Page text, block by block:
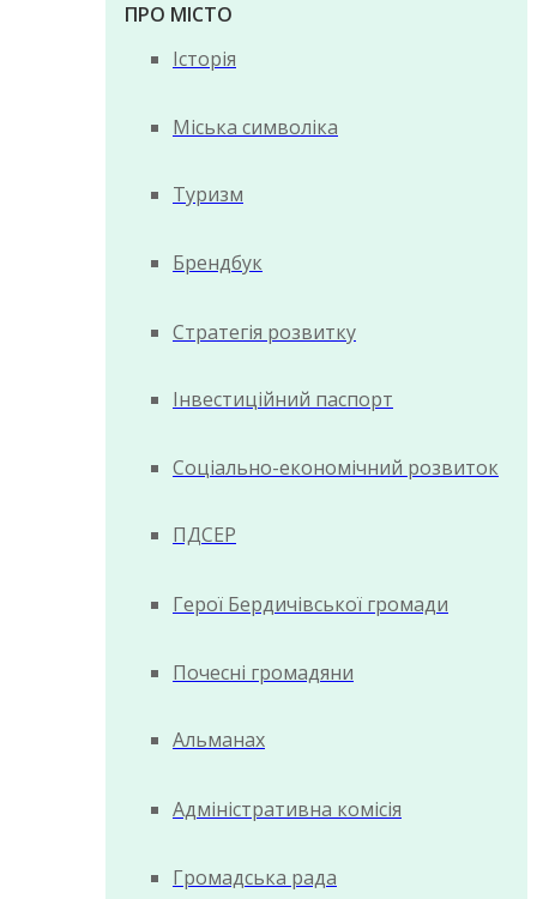
ПРО МІСТО
Історія
Міська символіка
Туризм
Брендбук
Стратегія розвитку
Інвестиційний паспорт
Соціально-економічний розвиток
ПДСЕР
Герої Бердичівської громади
Почесні громадяни
Альманах
Адміністративна комісія
Громадська рада